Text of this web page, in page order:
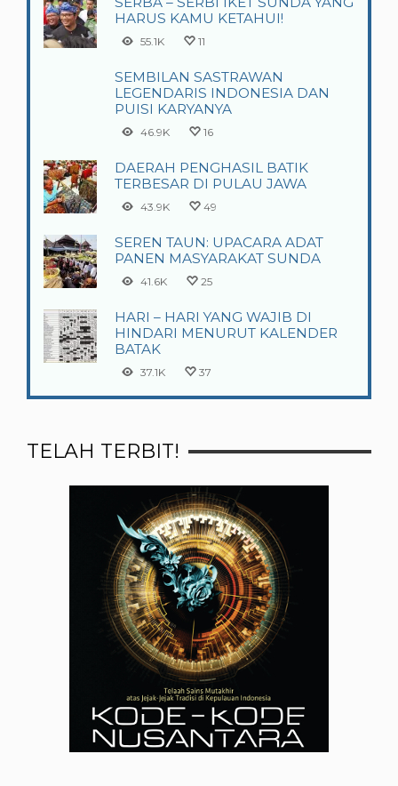
HARUS KAMU KETAHUI!
55.1K 11
SEMBILAN SASTRAWAN
LEGENDARIS INDONESIA DAN
PUISI KARYANYA
46.9K 16
DAERAH PENGHASIL BATIK
TERBESAR DI PULAU JAWA
43.9K 49
SEREN TAUN: UPACARA ADAT
PANEN MASYARAKAT SUNDA
41.6K 25
HARI – HARI YANG WAJIB DI
HINDARI MENURUT KALENDER
BATAK
37.1K 37
TELAH TERBIT!